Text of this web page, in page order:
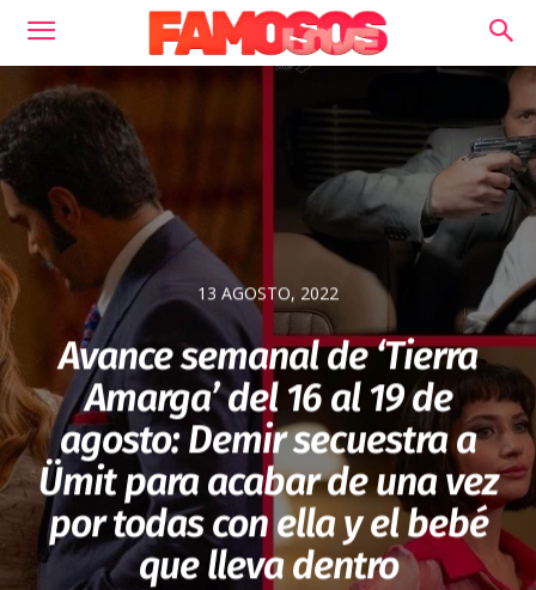
13 AGOSTO, 2022
Avance semanal de ‘Tierra
Amarga’ del 16 al 19 de
agosto: Demir secuestra a
Ümit para acabar de una vez
por todas con ella y el bebé
que lleva dentro